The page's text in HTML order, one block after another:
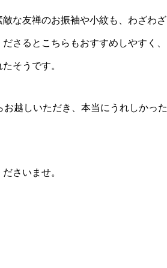
な友禅のお振袖や小紋も、わざわざ
さるとこちらもおすすめしやすく、
そうです。
越しいただき、本当にうれしかった
さいませ。